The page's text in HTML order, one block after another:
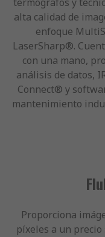
alta calidad de
enfoque
LaserSharp®.
con una mano,
análisis de datos,
Connect® y
mantenimiento
Proporciona
píxeles a un